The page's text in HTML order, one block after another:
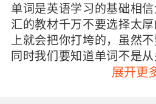
单词是英语学习的基础相
汇的教材千万不要选择太
上就会把你打垮的，虽然
同时我们要知道单词不是
到r的时候你就把a开头的
展开更